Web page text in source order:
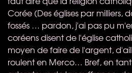
Corée (Des églises par milliers,
fossés … pardon, j'ai pas pu
coréens disent de l'église
moyen de faire de l'argent,
roulent en Merco… Bref, en